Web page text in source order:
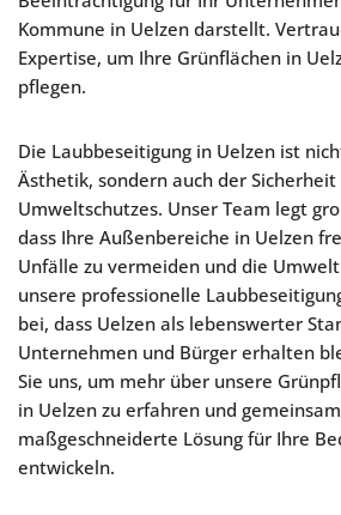
Kommune in Uelzen darstellt.
Expertise, um Ihre Grünflächen in
pflegen.
Die Laubbeseitigung in Uelzen ist
Ästhetik, sondern auch der Sicherheit
Umweltschutzes. Unser Team legt
dass Ihre Außenbereiche in Uelzen
Unfälle zu vermeiden und die
unsere professionelle
bei, dass Uelzen als lebenswerter
Unternehmen und Bürger erhalten
Sie uns, um mehr über unsere
in Uelzen zu erfahren und
maßgeschneiderte Lösung für Ihre
entwickeln.